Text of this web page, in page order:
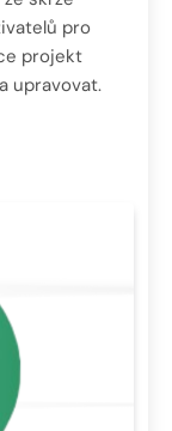
pro
projekt
upravovat.